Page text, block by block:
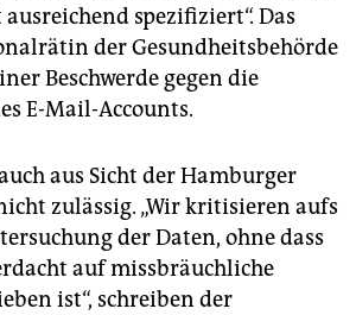
spezifiziert“. Das
der Gesundheitsbehörde
Beschwerde gegen die
E-Mail-Accounts.
aus Sicht der Hamburger
zulässig. „Wir kritisieren aufs
der Daten, ohne dass
auf missbräuchliche
ist“, schreiben der